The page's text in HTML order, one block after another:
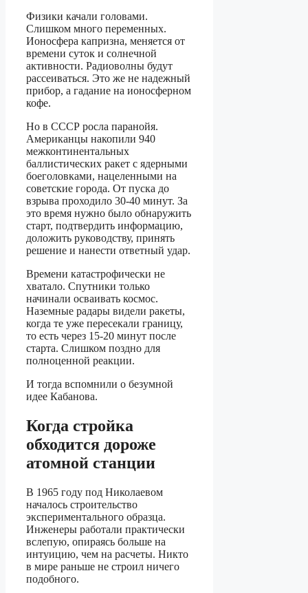
Физики качали головами.
Слишком много переменных.
Ионосфера капризна, меняется от
времени суток и солнечной
активности. Радиоволны будут
рассеиваться. Это же не надежный
прибор, а гадание на ионосферном
кофе.
Но в СССР росла паранойя.
Американцы накопили 940
межконтинентальных
баллистических ракет с ядерными
боеголовками, нацеленными на
советские города. От пуска до
взрыва проходило 30-40 минут. За
это время нужно было обнаружить
старт, подтвердить информацию,
доложить руководству, принять
решение и нанести ответный удар.
Времени катастрофически не
хватало. Спутники только
начинали осваивать космос.
Наземные радары видели ракеты,
когда те уже пересекали границу,
то есть через 15-20 минут после
старта. Слишком поздно для
полноценной реакции.
И тогда вспомнили о безумной
идее Кабанова.
Когда стройка
обходится дороже
атомной станции
В 1965 году под Николаевом
началось строительство
экспериментального образца.
Инженеры работали практически
вслепую, опираясь больше на
интуицию, чем на расчеты. Никто
в мире раньше не строил ничего
подобного.